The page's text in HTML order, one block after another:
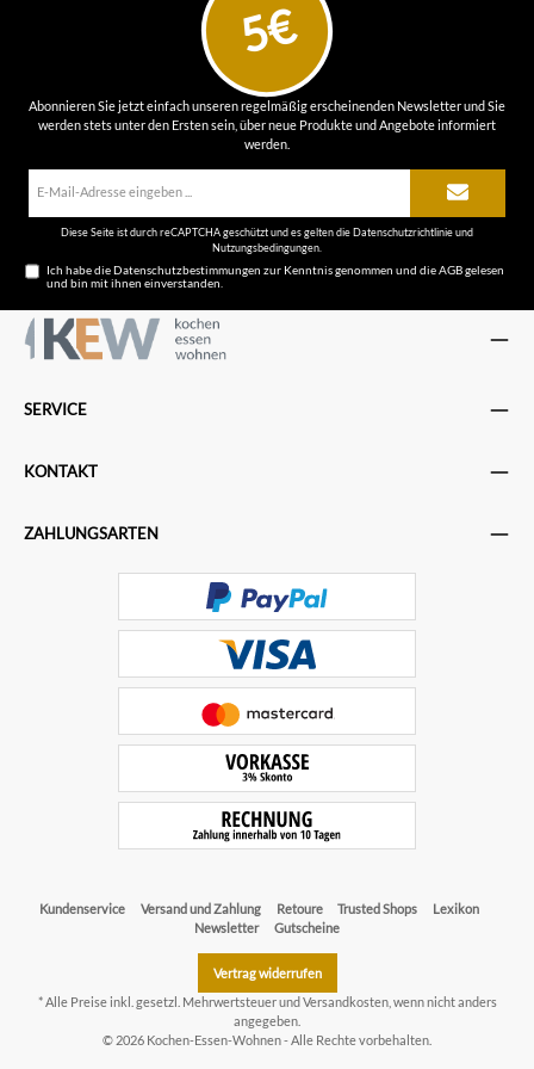
5€
Abonnieren Sie jetzt einfach unseren regelmäßig erscheinenden Newsletter und Sie
werden stets unter den Ersten sein, über neue Produkte und Angebote informiert
werden.
Diese Seite ist durch reCAPTCHA geschützt und es gelten die Datenschutzrichtlinieund
Nutzungsbedingungen.
Ich habe dieDatenschutzbestimmungen zur Kenntnis genommen und dieAGBgelesen
und bin mit ihnen einverstanden.
SERVICE
KONTAKT
ZAHLUNGSARTEN
Kundenservice Versand und Zahlung Retoure Trusted Shops
Lexikon
Newsletter
Gutscheine
Vertrag widerrufen
* Alle Preise inkl. gesetzl. Mehrwertsteuer undVersandkosten, wenn nicht anders
angegeben.
© 2026 Kochen-Essen-Wohnen - Alle Rechte vorbehalten.